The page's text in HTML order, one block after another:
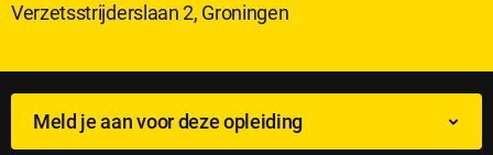
Verzetsstrijderslaan 2, Groningen
Meld je aan voor deze opleiding